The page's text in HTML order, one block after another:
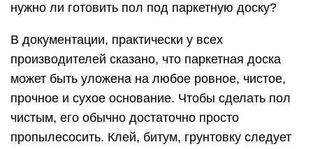
нужно ли готовить пол под паркетную доску?
В документации, практически у всех
производителей сказано, что паркетная доска
может быть уложена на любое ровное, чистое,
прочное и сухое основание. Чтобы сделать пол
чистым, его обычно достаточно просто
пропылесосить. Клей, битум, грунтовку следует